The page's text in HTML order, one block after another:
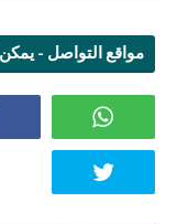
مواقع التواصل -